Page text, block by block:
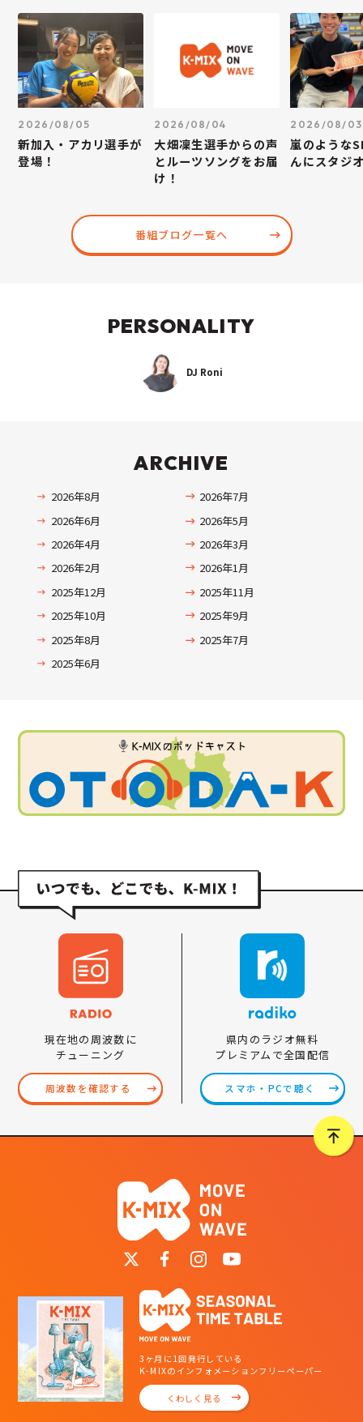
2026/08/05
新加入・アカリ選手が
登場！
2026/08/04
大畑凜生選手からの声
とルーツソングをお届
け！
2026/08/03
嵐のような
んにスタジ
番組ブログ一覧へ
PERSONALITY
DJ Roni
ARCHIVE
2026年8月
2026年7月
2026年6月
2026年5月
2026年4月
2026年3月
2026年2月
2026年1月
2025年12月
2025年11月
2025年10月
2025年9月
2025年8月
2025年7月
2025年6月
現在地の周波数に
チューニング
周波数を確認する
県内のラジオ無料
プレミアムで全国配信
スマホ・PCで聴く
3ヶ月に1回発行している
K-MIXのインフォメーションフリーペーパー
くわしく見る